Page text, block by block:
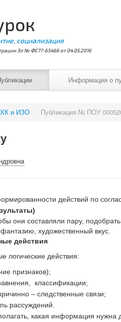
социализация
Эл № ФС77-65466 от 04.05.2016
Информация о
и ИЗО / Публикация № ПОУ
действий по
они составляли пару,
художественный вкус.
действия
логические действия:
признаков);
классификации;
– следственные связи;
рассуждений.
какая информация нужна